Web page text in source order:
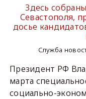
Здесь
Севастополя,
досье
Служба
Президент РФ
марта
социально-